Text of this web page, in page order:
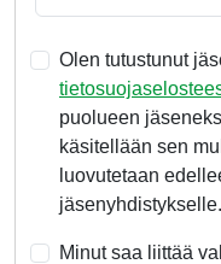
Olen tutustunut
puolueen
käsitellään sen
luovutetaan
jäsenyhdistykselle.
Minut saa liittää